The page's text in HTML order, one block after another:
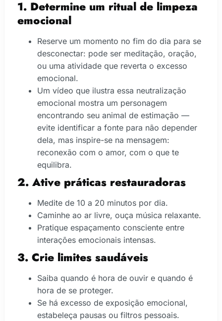
1. Determine um ritual de limpeza
emocional
Reserve um momento no fim do dia para se
desconectar: pode ser meditação, oração,
ou uma atividade que reverta o excesso
emocional.
Um vídeo que ilustra essa neutralização
emocional mostra um personagem
encontrando seu animal de estimação —
evite identificar a fonte para não depender
dela, mas inspire-se na mensagem:
reconexão com o amor, com o que te
equilibra.
2. Ative práticas restauradoras
Medite de 10 a 20 minutos por dia.
Caminhe ao ar livre, ouça música relaxante.
Pratique espaçamento consciente entre
interações emocionais intensas.
3. Crie limites saudáveis
Saiba quando é hora de ouvir e quando é
hora de se proteger.
Se há excesso de exposição emocional,
estabeleça pausas ou filtros pessoais.